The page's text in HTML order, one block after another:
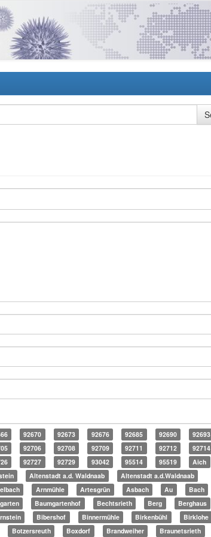
92670 92673 92676 92685 92690
92693
92706 92708 92709 92711 92712
92714
92727 92729 93042 95514 95519
Aich
Altenstadt a.d. Waldnaab
Altenstadt a.d.Waldnaab
Arnmühle Artesgrün Asbach Au
Bach
Baumgartenhof Bechtsrieth Berg
Berghaus
Bibershof Binnermühle Birkenbühl
Birklohe
Botzersreuth Boxdorf Brandweiher Braunetsrieth